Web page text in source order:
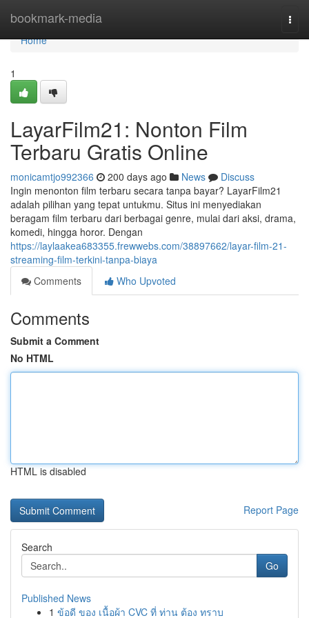
bookmark-media
Home
Home
1
LayarFilm21: Nonton Film
Terbaru Gratis Online
monicamtjo992366 200 days ago News
Discuss
Ingin menonton film terbaru secara tanpa bayar? LayarFilm21
adalah pilihan yang tepat untukmu. Situs ini menyediakan
beragam film terbaru dari berbagai genre, mulai dari aksi, drama,
komedi, hingga horor. Dengan
https://laylaakea683355.frewwebs.com/38897662/layar-film-21-
streaming-film-terkini-tanpa-biaya
Comments
Who Upvoted
Comments
Submit a Comment
No HTML
HTML is disabled
Report Page
Search
Go
Published News
1 ข้อดี ของ เนื้อผ้า CVC ที่ ท่าน ต้อง ทราบ